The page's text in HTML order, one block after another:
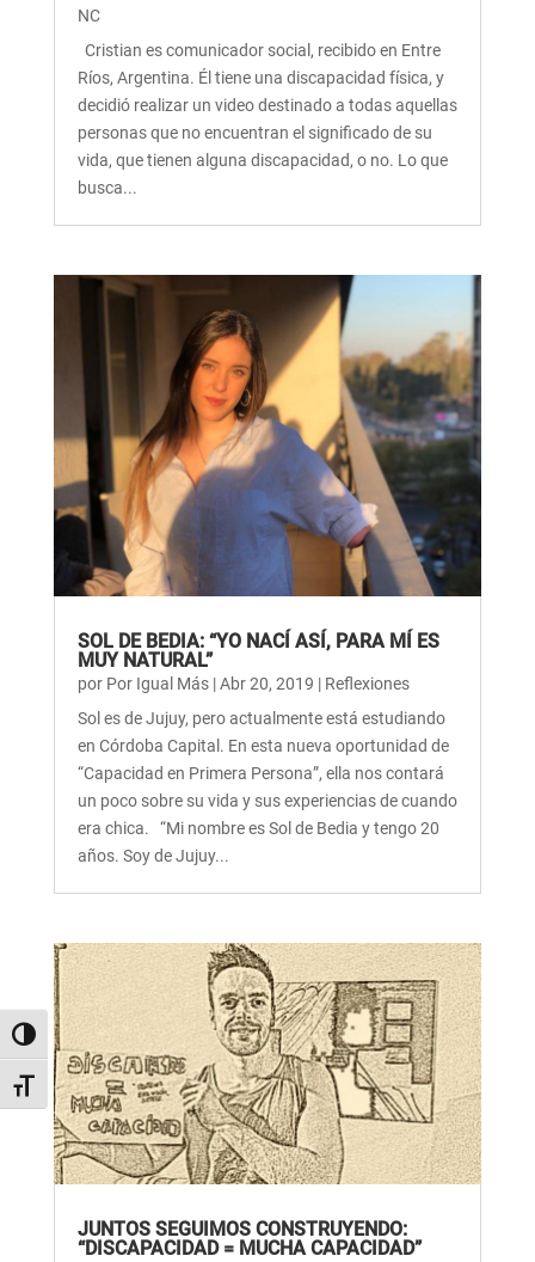
Alternar alto contraste
Alternar tamaño de letra
NC
Cristian es comunicador social, recibido en Entre
Ríos, Argentina. Él tiene una discapacidad física, y
decidió realizar un video destinado a todas aquellas
personas que no encuentran el significado de su
vida, que tienen alguna discapacidad, o no. Lo que
busca...
SOL DE BEDIA: “YO NACÍ ASÍ, PARA MÍ ES
MUY NATURAL”
por Por Igual Más|Abr 20, 2019 | Reflexiones
Sol es de Jujuy, pero actualmente está estudiando
en Córdoba Capital. En esta nueva oportunidad de
“Capacidad en Primera Persona”, ella nos contará
un poco sobre su vida y sus experiencias de cuando
era chica. “Mi nombre es Sol de Bedia y tengo 20
años. Soy de Jujuy...
JUNTOS SEGUIMOS CONSTRUYENDO:
“DISCAPACIDAD = MUCHA CAPACIDAD”